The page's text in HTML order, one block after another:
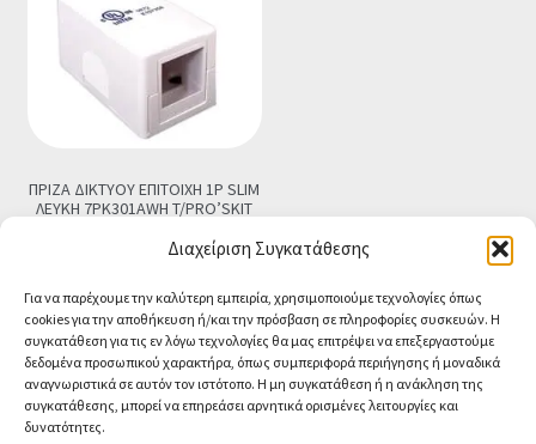
Διαχείριση Συγκατάθεσης
Για να παρέχουμε την καλύτερη εμπειρία, χρησιμοποιούμε τεχνολογίες όπως
cookies για την αποθήκευση ή/και την πρόσβαση σε πληροφορίες συσκευών. Η
συγκατάθεση για τις εν λόγω τεχνολογίες θα μας επιτρέψει να επεξεργαστούμε
δεδομένα προσωπικού χαρακτήρα, όπως συμπεριφορά περιήγησης ή μοναδικά
αναγνωριστικά σε αυτόν τον ιστότοπο. Η μη συγκατάθεση ή η ανάκληση της
συγκατάθεσης, μπορεί να επηρεάσει αρνητικά ορισμένες λειτουργίες και
δυνατότητες.
ΠΡΙΖΑ ΔΙΚΤΥΟΥ ΕΠΙΤΟΙΧΗ 1P SLIM
ΛΕΥΚΗ 7PK301AWH T/PRO’SKIT
Τελική τιμή
Προσθήκη στο καλάθι